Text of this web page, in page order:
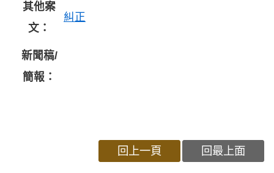
其他案
文：
糾正
新聞稿/
簡報：
回上一頁 回最上面